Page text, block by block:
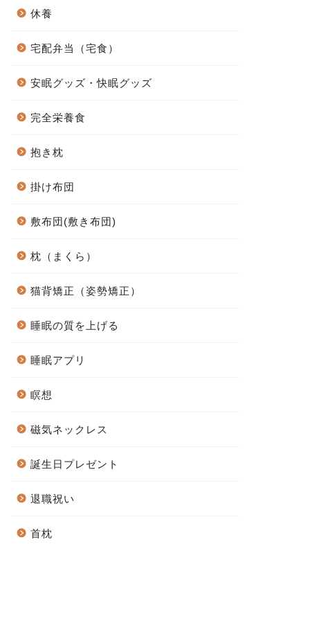
休養
宅配弁当（宅食）
安眠グッズ・快眠グッズ
完全栄養食
抱き枕
掛け布団
敷布団(敷き布団)
枕（まくら）
猫背矯正（姿勢矯正）
睡眠の質を上げる
睡眠アプリ
瞑想
磁気ネックレス
誕生日プレゼント
退職祝い
首枕